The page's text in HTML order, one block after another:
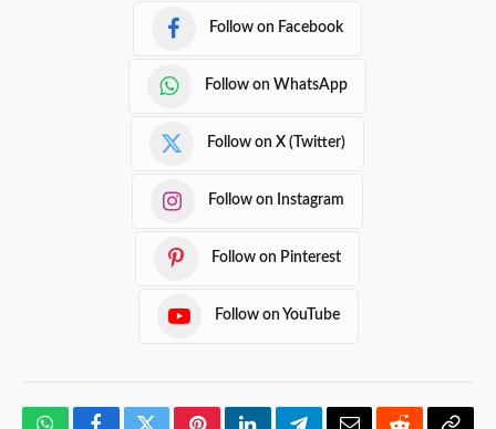
Follow on Facebook
Follow on WhatsApp
Follow on X (Twitter)
Follow on Instagram
Follow on Pinterest
Follow on YouTube